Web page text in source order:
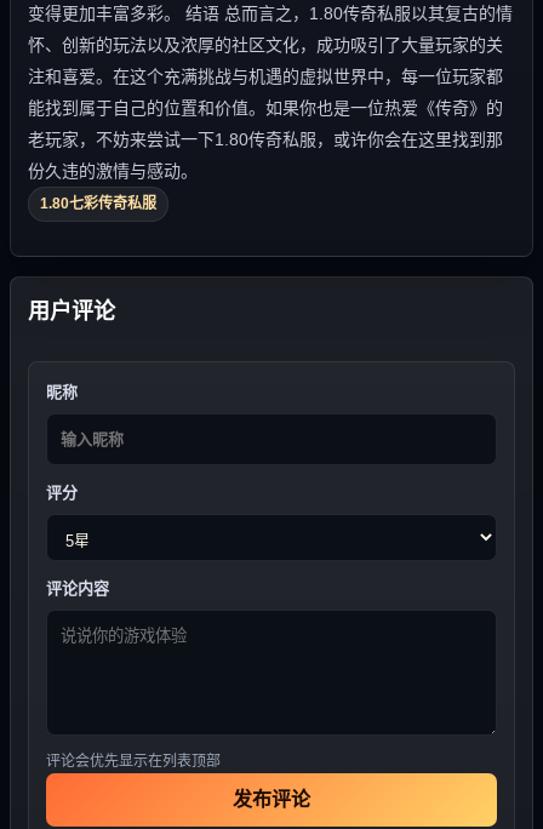
变得更加丰富多彩。 结语 总而言之，1.80传奇私服以其复古的情
怀、创新的玩法以及浓厚的社区文化，成功吸引了大量玩家的关
注和喜爱。在这个充满挑战与机遇的虚拟世界中，每一位玩家都
能找到属于自己的位置和价值。如果你也是一位热爱《传奇》的
老玩家，不妨来尝试一下1.80传奇私服，或许你会在这里找到那
份久违的激情与感动。
1.80七彩传奇私服
用户评论
昵称
评分
评论内容
评论会优先显示在列表顶部
发布评论